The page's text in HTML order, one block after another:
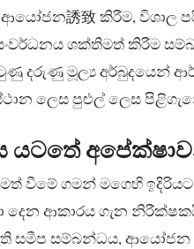
誘致 කිරීම, විශාල
ශක්තිමත් කිරීම
දරුණු මූල්‍ය අර්බුදයෙන්
ලෙස පුළුල් ලෙස
යටතේ
වීමේ ගමන් මගෙහි
දෙන ආකාරය ගැන
සමීප සම්බන්ධය, ආයෝජන